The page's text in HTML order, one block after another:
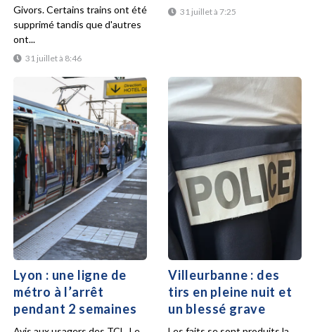
31 juillet à 8:46
Givors. Certains trains ont été
supprimé tandis que d'autres
ont...
31 juillet à 7:25
Lyon : une ligne de
métro à l’arrêt
pendant 2 semaines
Villeurbanne : des
tirs en pleine nuit et
un blessé grave